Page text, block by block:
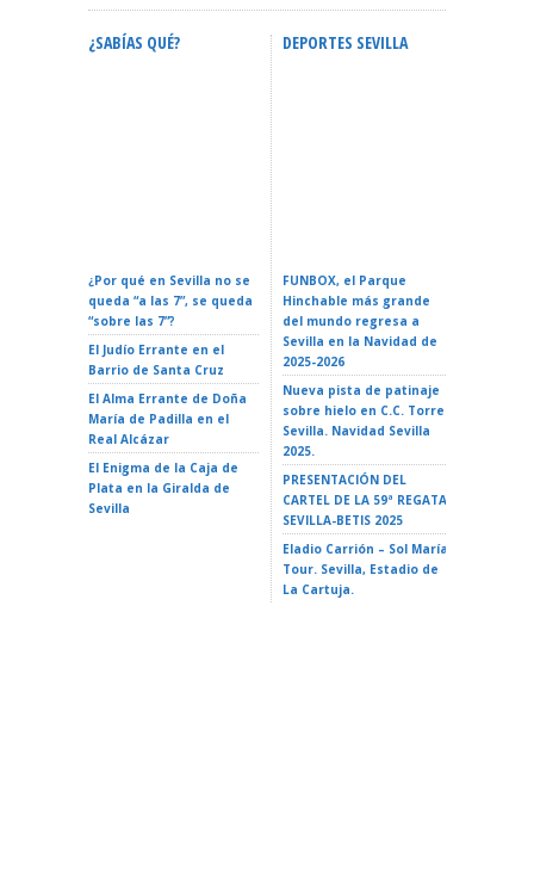
¿SABÍAS QUÉ?
¿Por qué en Sevilla no se
queda “a las 7”, se queda
“sobre las 7”?
El Judío Errante en el
Barrio de Santa Cruz
El Alma Errante de Doña
María de Padilla en el
Real Alcázar
El Enigma de la Caja de
Plata en la Giralda de
Sevilla
DEPORTES SEVILLA
FUNBOX, el Parque
Hinchable más grande
del mundo regresa a
Sevilla en la Navidad de
2025-2026
Nueva pista de patinaje
sobre hielo en C.C. Torre
Sevilla. Navidad Sevilla
2025.
PRESENTACIÓN DEL
CARTEL DE LA 59ª REGATA
SEVILLA-BETIS 2025
Eladio Carrión – Sol María
Tour. Sevilla, Estadio de
La Cartuja.